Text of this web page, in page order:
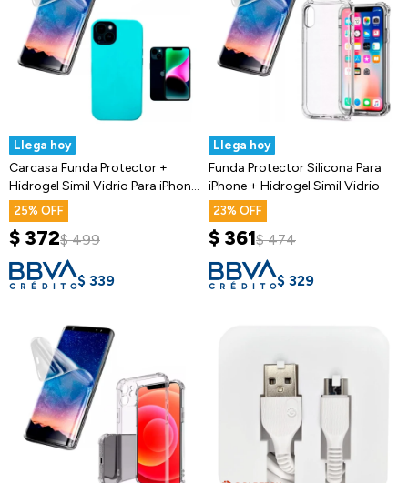
Llega hoy
Carcasa Funda Protector +
Hidrogel Simil Vidrio Para iPhone
14
25
$ 372$ 499
$ 339
Llega hoy
Funda Protector Silicona Para
iPhone + Hidrogel Simil Vidrio
23
$ 361$ 474
$ 329